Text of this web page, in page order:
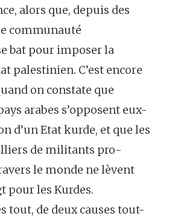
alors que, depuis des
communauté
bat pour imposer la
palestinien. C’est encore
on constate que
arabes s’opposent eux-
d’un Etat kurde, et que les
de militants pro-
le monde ne lèvent
pour les Kurdes.
tout, de deux causes tout-